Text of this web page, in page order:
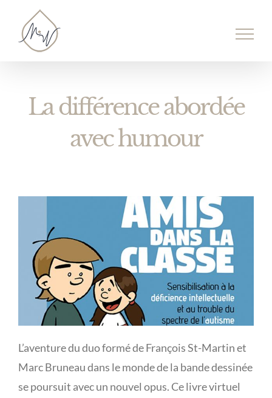
contenu
La différence abordée
avec humour
L’aventure du duo formé de François St-Martin et
Marc Bruneau dans le monde de la bande dessinée
se poursuit avec un nouvel opus. Ce livre virtuel